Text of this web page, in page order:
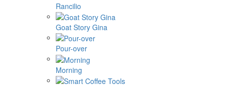
Rancilio
Goat Story Gina
Pour-over
Morning